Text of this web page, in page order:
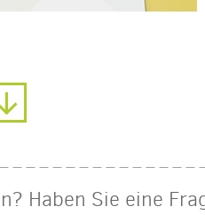
Haben Sie eine